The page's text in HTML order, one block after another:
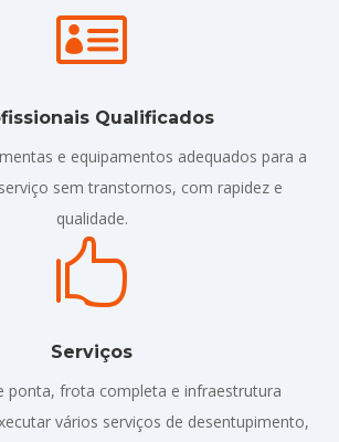

Qualificados
e equipamentos adequados para a
sem transtornos, com rapidez e
qualidade.

Serviços
ponta, frota completa e infraestrutura
vários serviços de desentupimento,